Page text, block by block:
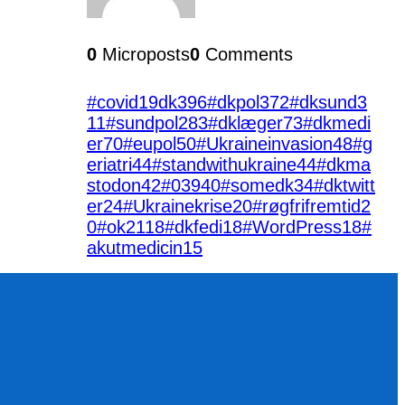
0 Microposts0 Comments
#covid19dk396#dkpol372#dksund3
11#sundpol 283#dklæger73#dkmedi
er70#eupol 50#Ukraineinvasion48#g
eriatri44#standwithukraine44#dkma
stodon42#03940#somedk34#dktwitt
er24#Ukrainekrise20#røgfrifremtid2
0#ok2118#dkfedi18#WordPress18#
akutmedicin15